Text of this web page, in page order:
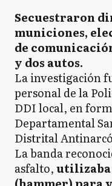
Secuestraron
municiones,
de
y dos autos.
La investigación
personal de la
DDI local, en
Departamental
Distrital
La banda
asfalto,